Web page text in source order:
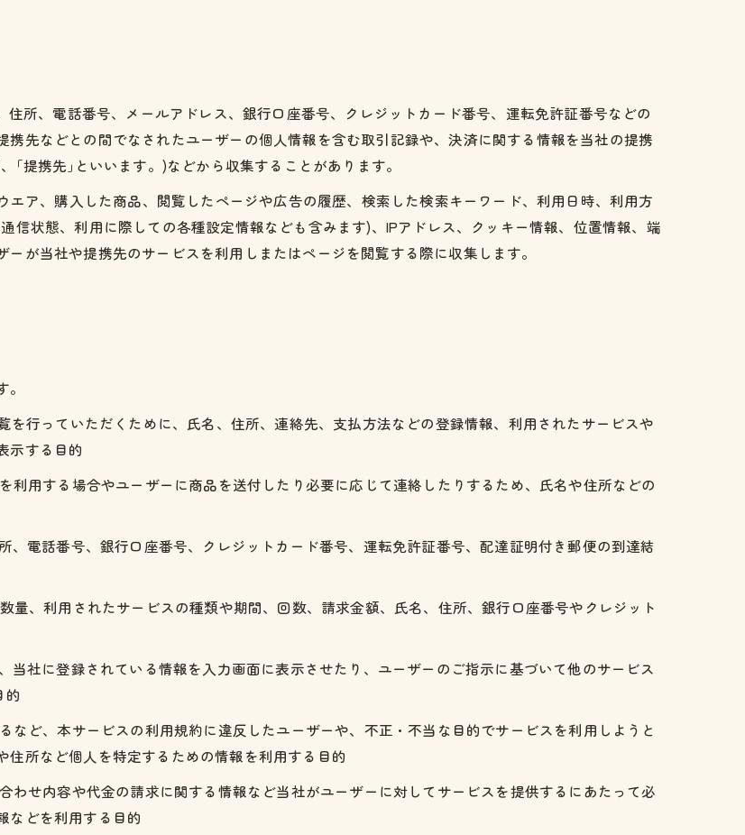
所、電話番号、メールアドレス、銀行口座番号、クレジットカード番号、運転免許証番号などの
先などとの間でなされたユーザーの個人情報を含む取引記録や、決済に関する情報を当社の提携
提携先｣といいます。)などから収集することがあります。
ア、購入した商品、閲覧したページや広告の履歴、検索した検索キーワード、利用日時、利用方
信状態、利用に際しての各種設定情報なども含みます)、IPアドレス、クッキー情報、位置情報、端
が当社や提携先のサービスを利用しまたはページを閲覧する際に収集します。
行っていただくために、氏名、住所、連絡先、支払方法などの登録情報、利用されたサービスや
示する目的
利用する場合やユーザーに商品を送付したり必要に応じて連絡したりするため、氏名や住所などの
、電話番号、銀行口座番号、クレジットカード番号、運転免許証番号、配達証明付き郵便の到達結
量、利用されたサービスの種類や期間、回数、請求金額、氏名、住所、銀行口座番号やクレジット
社に登録されている情報を入力画面に表示させたり、ユーザーのご指示に基づいて他のサービス
的
ど、本サービスの利用規約に違反したユーザーや、不正・不当な目的でサービスを利用しようと
所など個人を特定するための情報を利用する目的
わせ内容や代金の請求に関する情報など当社がユーザーに対してサービスを提供するにあたって必
などを利用する目的